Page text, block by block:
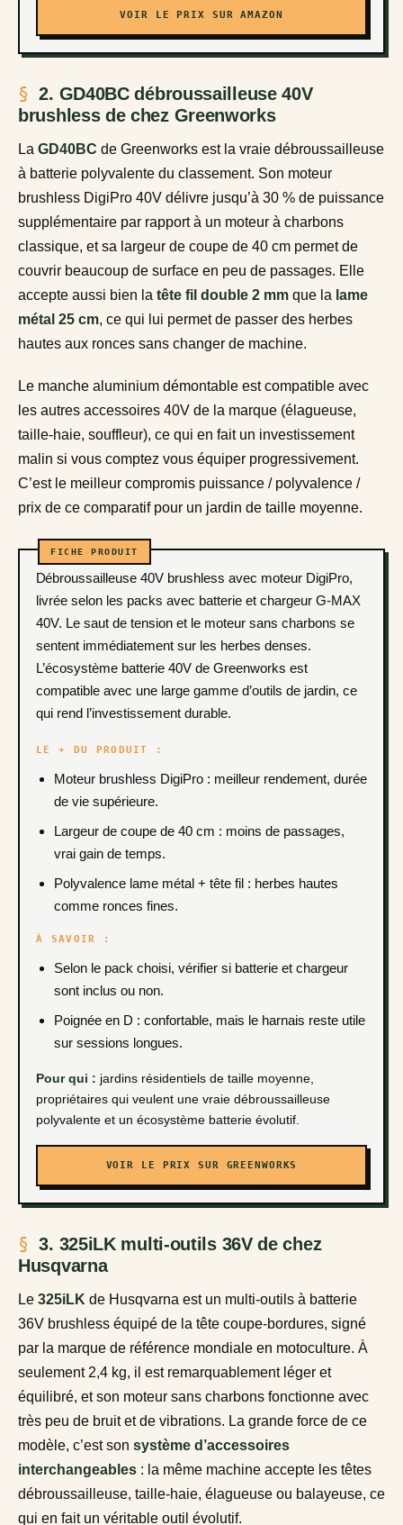
VOIR LE PRIX SUR AMAZON
2. GD40BC débroussailleuse 40V
brushless de chez Greenworks
La GD40BC de Greenworks est la vraie débroussailleuse
à batterie polyvalente du classement. Son moteur
brushless DigiPro 40V délivre jusqu’à 30 % de puissance
supplémentaire par rapport à un moteur à charbons
classique, et sa largeur de coupe de 40 cm permet de
couvrir beaucoup de surface en peu de passages. Elle
accepte aussi bien la tête fil double 2 mm que la lame
métal 25 cm, ce qui lui permet de passer des herbes
hautes aux ronces sans changer de machine.
Le manche aluminium démontable est compatible avec
les autres accessoires 40V de la marque (élagueuse,
taille-haie, souffleur), ce qui en fait un investissement
malin si vous comptez vous équiper progressivement.
C’est le meilleur compromis puissance / polyvalence /
prix de ce comparatif pour un jardin de taille moyenne.
Débroussailleuse 40V brushless avec moteur DigiPro,
livrée selon les packs avec batterie et chargeur G-MAX
40V. Le saut de tension et le moteur sans charbons se
sentent immédiatement sur les herbes denses.
L’écosystème batterie 40V de Greenworks est
compatible avec une large gamme d’outils de jardin, ce
qui rend l’investissement durable.
LE + DU PRODUIT :
Moteur brushless DigiPro : meilleur rendement, durée
de vie supérieure.
Largeur de coupe de 40 cm : moins de passages,
vrai gain de temps.
Polyvalence lame métal + tête fil : herbes hautes
comme ronces fines.
À SAVOIR :
Selon le pack choisi, vérifier si batterie et chargeur
sont inclus ou non.
Poignée en D : confortable, mais le harnais reste utile
sur sessions longues.
Pour qui : jardins résidentiels de taille moyenne,
propriétaires qui veulent une vraie débroussailleuse
polyvalente et un écosystème batterie évolutif.
VOIR LE PRIX SUR GREENWORKS
3. 325iLK multi-outils 36V de chez
Husqvarna
Le 325iLK de Husqvarna est un multi-outils à batterie
36V brushless équipé de la tête coupe-bordures, signé
par la marque de référence mondiale en motoculture. À
seulement 2,4 kg, il est remarquablement léger et
équilibré, et son moteur sans charbons fonctionne avec
très peu de bruit et de vibrations. La grande force de ce
modèle, c’est son système d’accessoires
interchangeables : la même machine accepte les têtes
débroussailleuse, taille-haie, élagueuse ou balayeuse, ce
qui en fait un véritable outil évolutif.